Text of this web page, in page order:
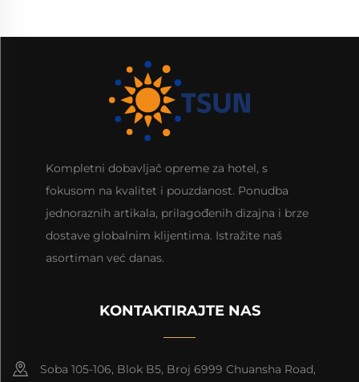
Kompletni dobavljač opreme za hotel, s
fokusom na kvalitet i pouzdanost. Ponudba
jednoraznih artikala, prilagođenih dizajna i brze
dostave globalnim klijentima. Istražite naš
asortiman već danas.
KONTAKTIRAJTE NAS
Soba 105-106, Blok B5, Broj 6999 Chuansha Road,